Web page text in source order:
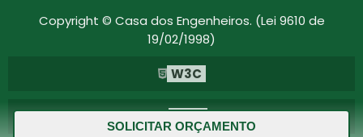
SOLICITAR ORÇAMENTO
Copyright © Casa dos Engenheiros. (Lei 9610 de
19/02/1998)
W3C
W3C